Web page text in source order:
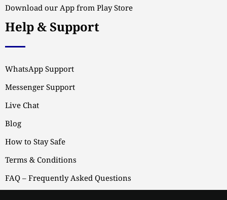
Download our App from Play Store
Help & Support
WhatsApp Support
Messenger Support
Live Chat
Blog
How to Stay Safe
Terms & Conditions
FAQ – Frequently Asked Questions